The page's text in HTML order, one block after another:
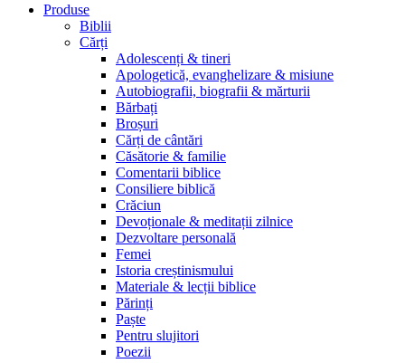
Produse
Biblii
Cărți
Adolescenți & tineri
Apologetică, evanghelizare & misiune
Autobiografii, biografii & mărturii
Bărbați
Broșuri
Cărți de cântări
Căsătorie & familie
Comentarii biblice
Consiliere biblică
Crăciun
Devoționale & meditații zilnice
Dezvoltare personală
Femei
Istoria creștinismului
Materiale & lecții biblice
Părinți
Paște
Pentru slujitori
Poezii